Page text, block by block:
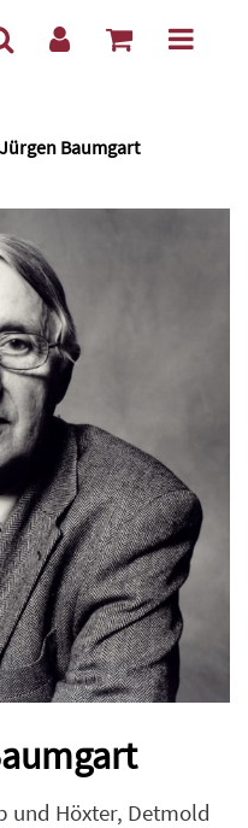
Baumgart
und Höxter, Detmold